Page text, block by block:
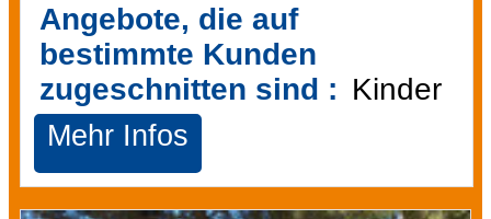
Angebote, die auf
bestimmte Kunden
zugeschnitten sind : Kinder
Mehr Infos